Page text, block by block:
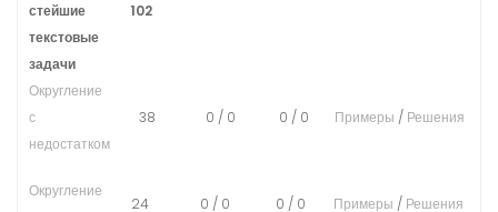
стей­шие
текстовые
задачи
102
Округ­ле­ние
с
недостатком
38 0 / 0 0 / 0 Примеры / Решения
Округление
24 0 / 0 0 / 0 Примеры / Решения